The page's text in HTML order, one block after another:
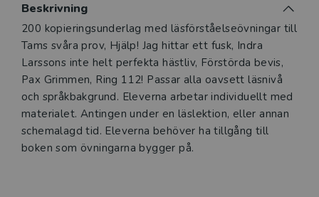
Beskrivning
200 kopieringsunderlag med läsförståelseövningar till
Tams svåra prov, Hjälp! Jag hittar ett fusk, Indra
Larssons inte helt perfekta hästliv, Förstörda bevis,
Pax Grimmen, Ring 112! Passar alla oavsett läsnivå
och språkbakgrund. Eleverna arbetar individuellt med
materialet. Antingen under en läslektion, eller annan
schemalagd tid. Eleverna behöver ha tillgång till
boken som övningarna bygger på.